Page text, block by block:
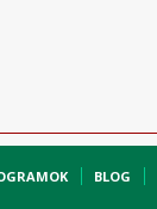
BLOG